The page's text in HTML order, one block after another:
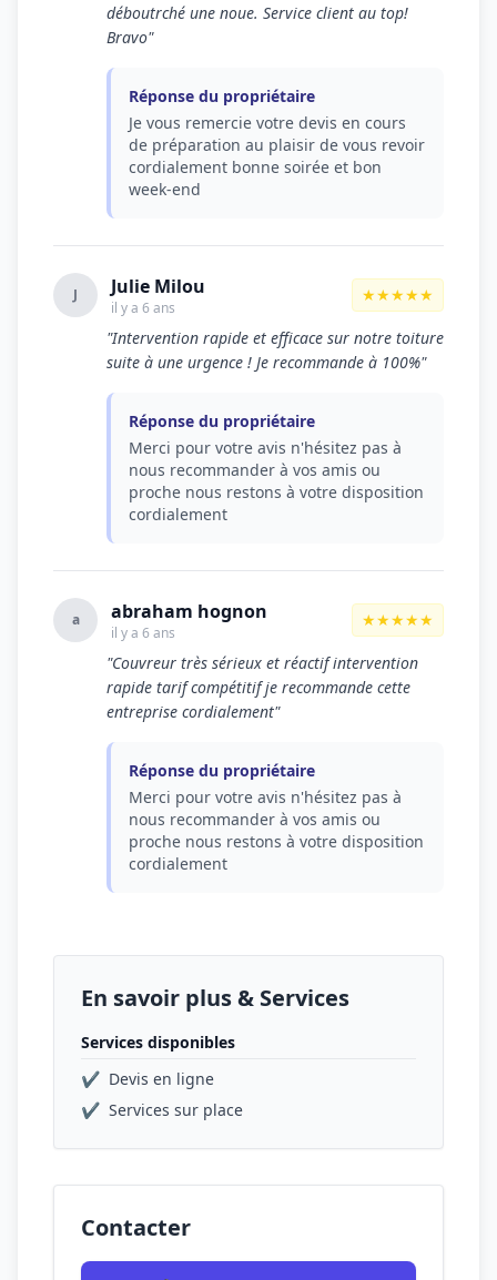
déboutrché une noue. Service client au top!
Bravo"
Réponse du propriétaire
Je vous remercie votre devis en cours
de préparation au plaisir de vous revoir
cordialement bonne soirée et bon
week-end
J Julie Milou
il y a 6 ans
★★★★★
"Intervention rapide et efficace sur notre toiture
suite à une urgence ! Je recommande à 100%"
Réponse du propriétaire
Merci pour votre avis n'hésitez pas à
nous recommander à vos amis ou
proche nous restons à votre disposition
cordialement
a abraham hognon
il y a 6 ans
★★★★★
"Couvreur très sérieux et réactif intervention
rapide tarif compétitif je recommande cette
entreprise cordialement"
Réponse du propriétaire
Merci pour votre avis n'hésitez pas à
nous recommander à vos amis ou
proche nous restons à votre disposition
cordialement
En savoir plus & Services
Services disponibles
✔ Devis en ligne
✔ Services sur place
Contacter